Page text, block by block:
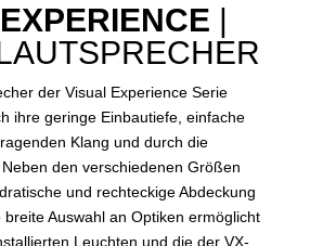
|
der Visual Experience Serie
ihre geringe Einbautiefe, einfache
Klang und durch die
den verschiedenen Größen
und rechteckige Abdeckung
Auswahl an Optiken ermöglicht
Leuchten und die der VX-